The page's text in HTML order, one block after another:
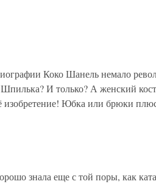
Коко Шанель немало
Шпилька? И только? А женский
изобретение! Юбка или брюки
знала еще с той поры, как